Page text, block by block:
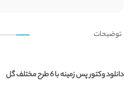
توضیحات
دانلود وکتور پس زمینه با 6 طرح مختلف گل